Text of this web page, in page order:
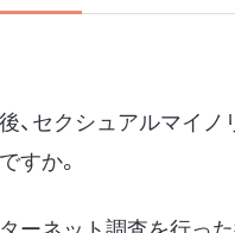
、セクシュアルマイ
すか。
ーネット調査を行っ